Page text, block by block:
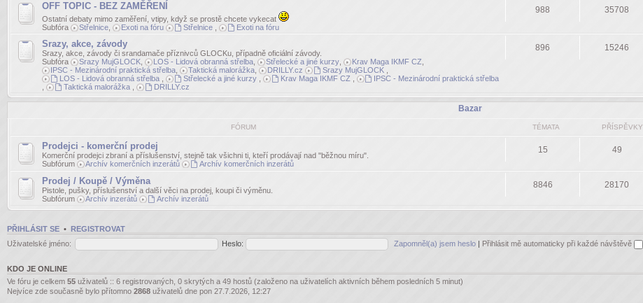
OFF TOPIC - BEZ ZAMĚŘENÍ
Ostatní debaty mimo zaměření, vtipy, když se prostě chcete vykecat
Subfóra
Střelnice Exoti na fóru Střelnice, Exoti na fóru
988 35708
Srazy, akce, závody
Srazy, akce, závody či srandamače příznivců GLOCKu, případně oficiální závody.
Subfóra
Srazy MujGLOCK LOS - Lidová obranná střelba Střelecké a jiné kurzy Krav Maga IKMF CZ
IPSC - Mezinárodní praktická střelba
Taktická malorážka DRILLY.cz Srazy MujGLOCK,
LOS - Lidová obranná střelba, Střelecké a jiné kurzy, Krav Maga IKMF CZ
IPSC - Mezinárodní praktická střelba
Taktická malorážka, DRILLY.cz
896 15246
Bazar
FÓRUM TÉMATA PŘÍSPĚVKY
Prodejci - komerční prodej
Komerční prodejci zbraní a příslušenství, stejně tak všichni ti, kteří prodávají nad "běžnou míru".
Subfórum
Archív komerčních inzerátů Archív komerčních inzerátů
15 49
Prodej / Koupě / Výměna
Pistole, pušky, příslušenství a další věci na prodej, koupi či výměnu.
Subfórum
Archív inzerátů Archív inzerátů
8846 28170
PŘIHLÁSIT SE • REGISTROVAT
Uživatelské jméno:
Heslo: Zapomněl(a) jsem heslo | Přihlásit mě automaticky při každé návštěvě
KDO JE ONLINE
Ve fóru je celkem 55 uživatelů :: 6 registrovaných, 0 skrytých a 49 hostů (založeno na uživatelích aktivních během posledních 5 minut)
Nejvíce zde současně bylo přítomno 2868 uživatelů dne pon 27.7.2026, 12:27